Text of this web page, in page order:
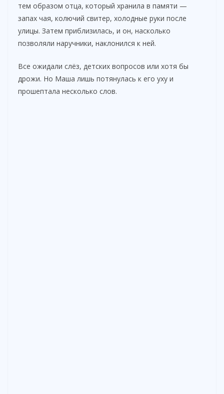
тем образом отца, который хранила в памяти —
запах чая, колючий свитер, холодные руки после
улицы. Затем приблизилась, и он, насколько
позволяли наручники, наклонился к ней.
Все ожидали слёз, детских вопросов или хотя бы
дрожи. Но Маша лишь потянулась к его уху и
прошептала несколько слов.